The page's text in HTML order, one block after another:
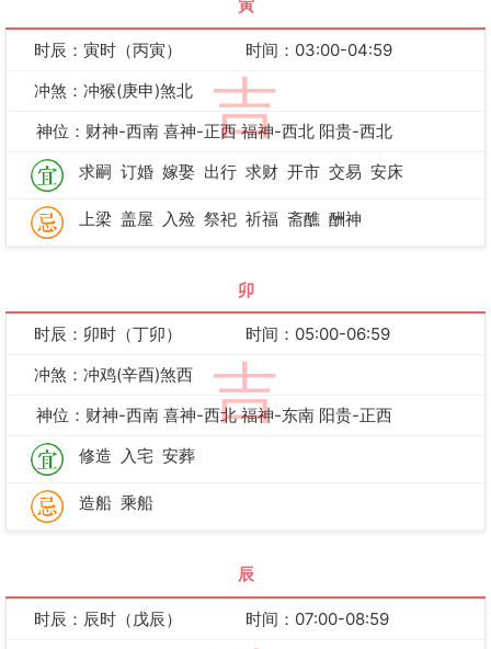
寅
吉
时辰：寅时（丙寅）
时间：03:00-04:59
冲煞：冲猴(庚申)煞北
神位：财神-西南 喜神-正西 福神-西北 阳贵-西北
求嗣 订婚 嫁娶 出行 求财 开市 交易 安床
上梁 盖屋 入殓 祭祀 祈福 斋醮 酬神
卯
吉
时辰：卯时（丁卯）
时间：05:00-06:59
冲煞：冲鸡(辛酉)煞西
神位：财神-西南 喜神-西北 福神-东南 阳贵-正西
修造 入宅 安葬
造船 乘船
辰
时辰：辰时（戊辰）
时间：07:00-08:59